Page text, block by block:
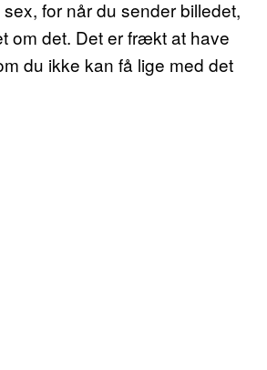
for når du sender billedet,
om det. Det er frækt at have
du ikke kan få lige med det